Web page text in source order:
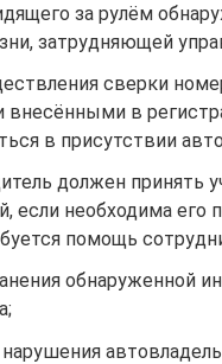
за рулём
затрудняющей
сверки
в
в присутствии
должен принять
если необходима его
помощь
обнаруженной
нарушения